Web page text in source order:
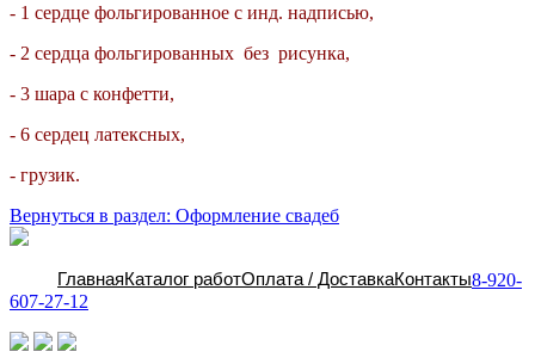
- 1 сердце фольгированное с инд. надписью,
- 2 сердца фольгированных без рисунка,
- 3 шара с конфетти,
- 6 сердец латексных,
- грузик.
Вернуться в раздел: Оформление свадеб
ГлавнаяКаталог работОплата / ДоставкаКонтакты8-920-
607-27-12